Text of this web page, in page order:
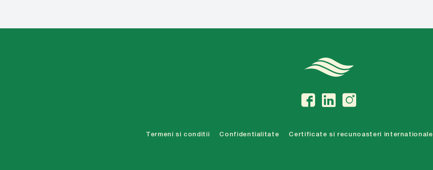
Termeni si conditii Confidentialitate Certificate si recunoasteri internationale